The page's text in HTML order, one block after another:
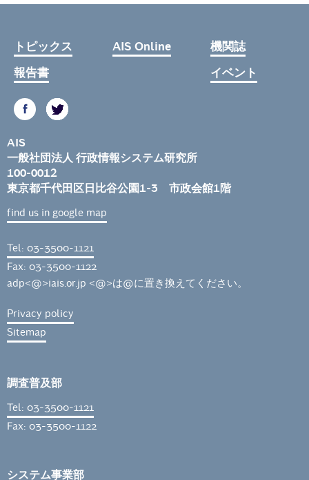
トピックス AIS Online
機関誌
報告書
イベント
AIS
一般社団法人 行政情報システム研究所
100-0012
東京都千代田区日比谷公園1-3 市政会館1階
find us in google map
Tel: 03-3500-1121
Fax: 03-3500-1122
adp<@>iais.or.jp <@>は@に置き換えてください。
Privacy policy
Sitemap
調査普及部
Tel: 03-3500-1121
Fax: 03-3500-1122
システム事業部